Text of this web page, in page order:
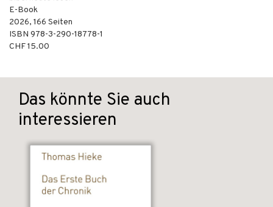
E-Book
2026, 166 Seiten
ISBN 978-3-290-18778-1
CHF 15.00
Das könnte Sie auch
interessieren